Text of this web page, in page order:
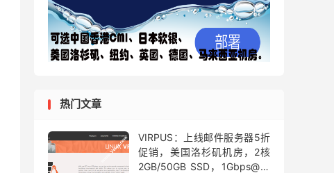
热门文章
VIRPUS：上线邮件服务器5折
促销，美国洛杉矶机房，2核
2GB/50GB SSD，1Gbps@不